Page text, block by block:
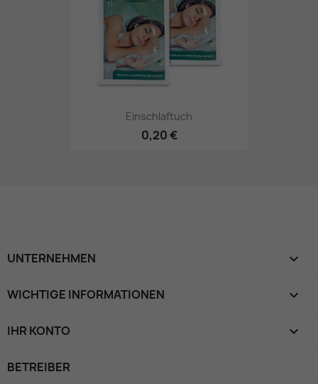
Einschlaftuch
0,20 €
UNTERNEHMEN 
WICHTIGE INFORMATIONEN 
IHR KONTO 
BETREIBER